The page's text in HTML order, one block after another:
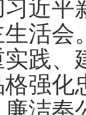
近平
活会
践、
强化
洁奉